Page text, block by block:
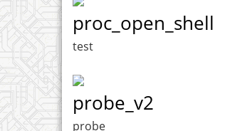
proc_open_shell
test
probe_v2
probe